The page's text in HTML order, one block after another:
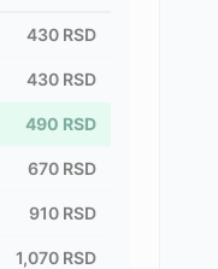
430 RSD
430 RSD
490 RSD
670 RSD
910 RSD
1,070 RSD